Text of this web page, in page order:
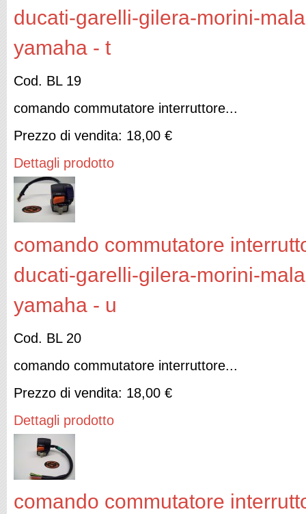
ducati-garelli-gilera-morini-
yamaha - t
Cod. BL 19
comando commutatore interruttore...
Prezzo di vendita: 18,00 €
Dettagli prodotto
comando commutatore
ducati-garelli-gilera-morini-
yamaha - u
Cod. BL 20
comando commutatore interruttore...
Prezzo di vendita: 18,00 €
Dettagli prodotto
comando commutatore